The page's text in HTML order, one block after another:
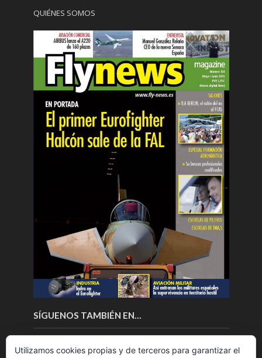
QUIÉNES SOMOS
SÍGUENOS TAMBIÉN EN…
Utilizamos cookies propias y de terceros para garantizar el